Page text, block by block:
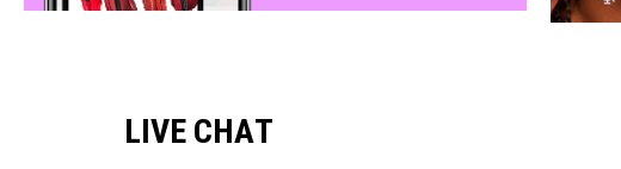
LIVE CHAT